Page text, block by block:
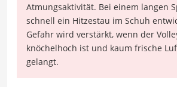
Atmungsaktivität. Bei einem langen
schnell ein Hitzestau im Schuh
Gefahr wird verstärkt, wenn der
knöchelhoch ist und kaum frische
gelangt.